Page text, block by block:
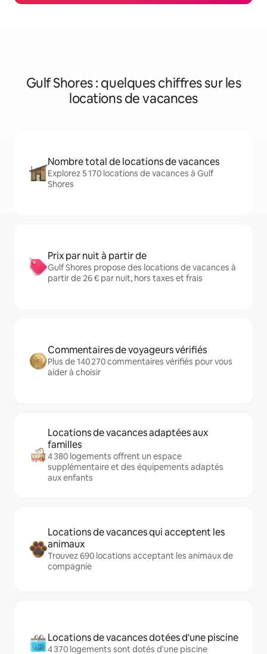
Gulf Shores : quelques chiffres sur les
locations de vacances
Nombre total de locations de vacances
Explorez 5 170 locations de vacances à Gulf
Shores
Prix par nuit à partir de
Gulf Shores propose des locations de vacances à
partir de 26 € par nuit, hors taxes et frais
Commentaires de voyageurs vérifiés
Plus de 140 270 commentaires vérifiés pour vous
aider à choisir
Locations de vacances adaptées aux
familles
4 380 logements offrent un espace
supplémentaire et des équipements adaptés
aux enfants
Locations de vacances qui acceptent les
animaux
Trouvez 690 locations acceptant les animaux de
compagnie
Locations de vacances dotées d'une piscine
4 370 logements sont dotés d'une piscine